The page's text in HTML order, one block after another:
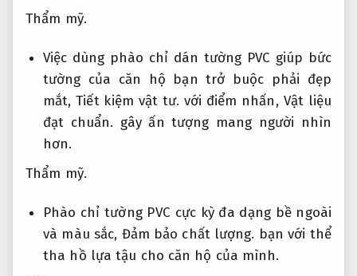
Thẩm mỹ.
Việc dùng phào chỉ dán tường PVC giúp bức
tường của căn hộ bạn trở buộc phải đẹp
mắt,Tiết kiệm vật tư. với điểm nhấn, Vật liệu
đạt chuẩn. gây ấn tượng mang người nhìn
hơn.
Thẩm mỹ.
Phào chỉ tường PVC cực kỳ đa dạng bề ngoài
và màu sắc, Đảm bảo chất lượng. bạn với thể
tha hồ lựa tậu cho căn hộ của mình.